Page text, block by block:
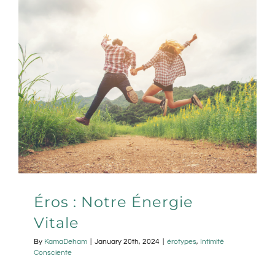
Éros : Notre Énergie
Vitale
By KamaDeham January 20th, 2024 érotypes, Intimité
Consciente